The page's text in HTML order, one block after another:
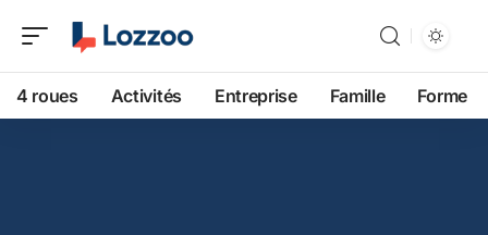
4 roues Activités Entreprise Famille Forme